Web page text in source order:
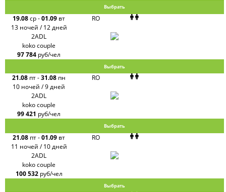
Выбрать
19.08ср-01.09 вт
13 ночей / 12 дней
RO
2ADL
koko couple
97 784 руб/чел
Выбрать
21.08 пт-31.08 пн
10 ночей / 9 дней
RO
2ADL
koko couple
99 421 руб/чел
Выбрать
21.08 пт-01.09 вт
11 ночей / 10 дней
RO
2ADL
koko couple
100 532 руб/чел
Выбрать